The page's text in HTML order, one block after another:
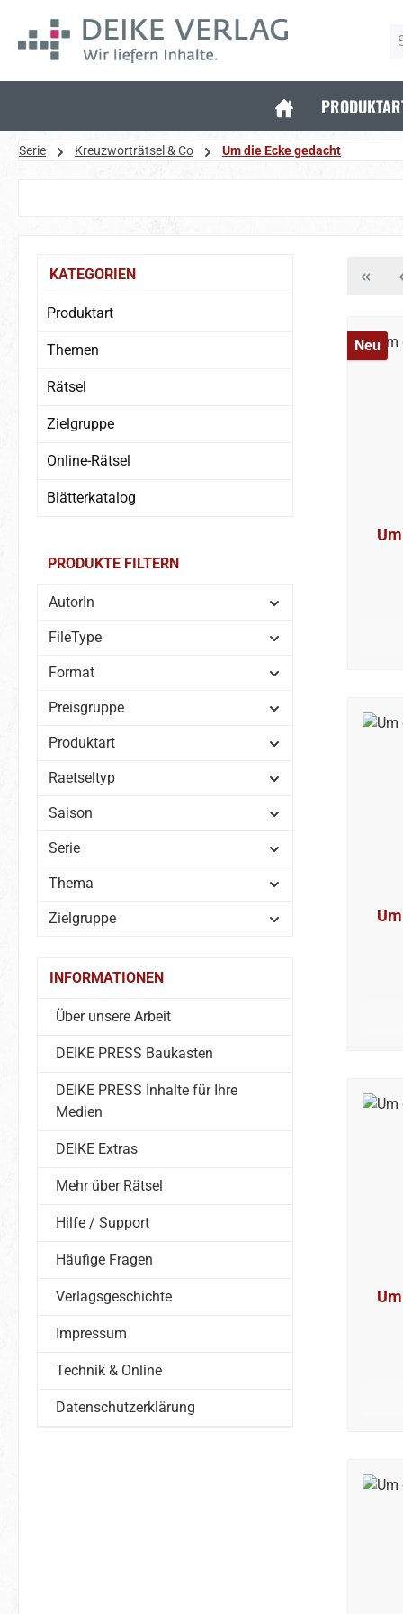
Hauptinhalt springen
Zur Suche springen
Zur Hauptnavigation springen
Serie Kreuzworträtsel & Co Um die Ecke gedacht
KATEGORIEN
Produktart
Themen
Rätsel
Zielgruppe
Online-Rätsel
Blätterkatalog
PRODUKTE FILTERN
AutorIn
FileType
Format
Preisgruppe
Produktart
Raetseltyp
Saison
Serie
Thema
Zielgruppe
INFORMATIONEN
Über unsere Arbeit
DEIKE PRESS Baukasten
DEIKE PRESS Inhalte für Ihre
Medien
DEIKE Extras
Mehr über Rätsel
Hilfe / Support
Häufige Fragen
Verlagsgeschichte
Impressum
Technik & Online
Datenschutzerklärung
Neu